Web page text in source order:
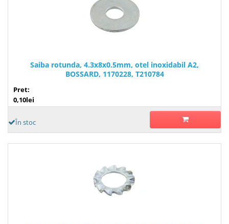
Saiba rotunda, 4.3x8x0.5mm, otel inoxidabil A2,
BOSSARD, 1170228, T210784
Pret:
0,10lei
În stoc